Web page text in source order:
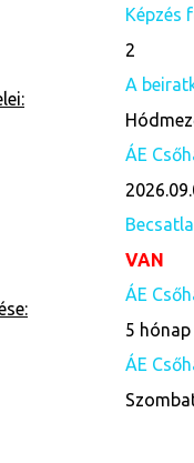
Képzés
2
A
ÁE
VAN
ÁE
5 hónap
ÁE